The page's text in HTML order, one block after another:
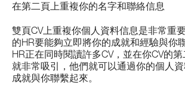
在第二頁上重複你的名字和聯絡信息
雙頁CV上重複你個人資料信息是非常重
的HR要能夠立即將你的成就和經驗與你
HR正在同時閱讀許多CV，並在你CV的
就非常吸引，他們就可以通過你的個人
成就與你聯繫起來。